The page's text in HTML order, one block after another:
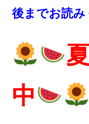
後までお読み
中